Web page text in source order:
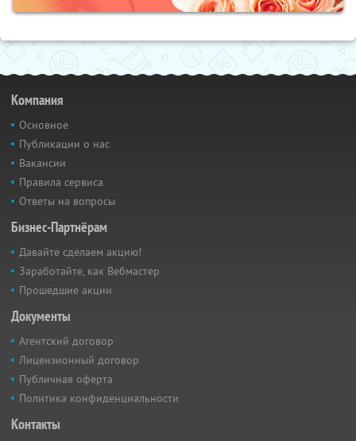
Компания
Основное
Публикации о нас
Вакансии
Правила сервиса
Ответы на вопросы
Бизнес-Партнёрам
Давайте сделаем акцию!
Заработайте, как Вебмастер
Прошедшие акции
Документы
Агентский договор
Лицензионный договор
Публичная оферта
Политика конфиденциальности
Контакты